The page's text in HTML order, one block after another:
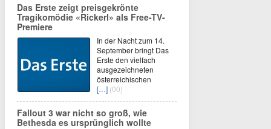
Das Erste zeigt preisgekrönte
Tragikomödie «Rickerl» als Free-TV-
Premiere
In der Nacht zum 14.
September bringt Das
Erste den vielfach
ausgezeichneten
österreichischen
[…] (00)
Fallout 3 war nicht so groß, wie
Bethesda es ursprünglich wollte